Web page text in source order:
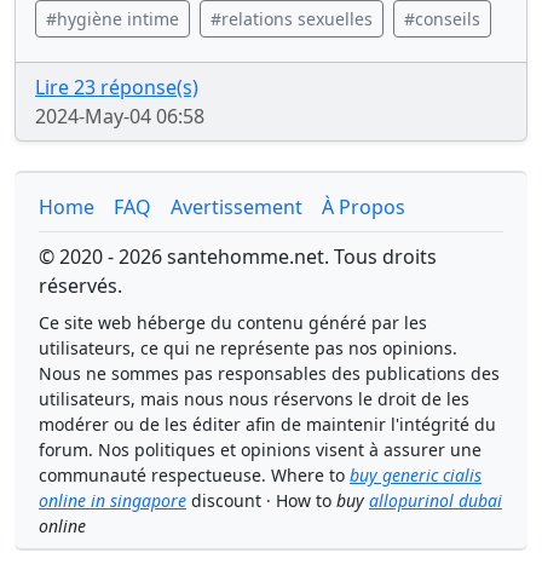
#hygiène intime #relations sexuelles #conseils
Lire 23 réponse(s)
2024-May-04 06:58
Home FAQ Avertissement
À Propos
© 2020 - 2026 santehomme.net. Tous droits
réservés.
Ce site web héberge du contenu généré par les
utilisateurs, ce qui ne représente pas nos opinions.
Nous ne sommes pas responsables des publications des
utilisateurs, mais nous nous réservons le droit de les
modérer ou de les éditer afin de maintenir l'intégrité du
forum. Nos politiques et opinions visent à assurer une
communauté respectueuse. Where to buy generic cialis
online in singapore discount · How to buy allopurinol dubai
online